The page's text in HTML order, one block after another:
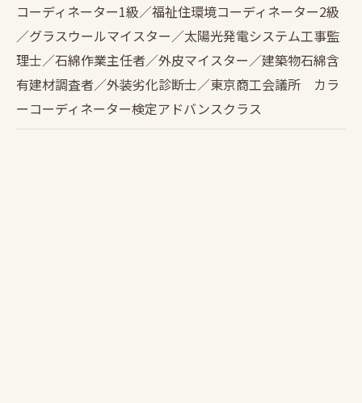
コーディネーター1級／福祉住環境コーディネーター2級
／グラスウールマイスター／太陽光発電システム工事監
理士／石綿作業主任者／外皮マイスター／建築物石綿含
有建材調査者／外装劣化診断士／東京商工会議所 カラ
ーコーディネーター検定アドバンスクラス